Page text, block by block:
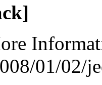
01/